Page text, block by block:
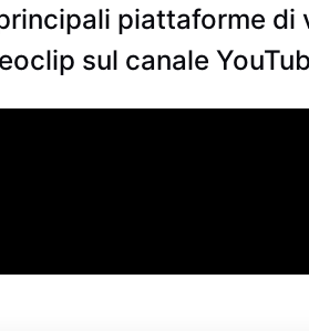
piattaforme
sul canale